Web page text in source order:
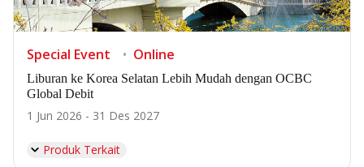
Special Event Online
Liburan ke Korea Selatan Lebih Mudah dengan OCBC
Global Debit
1 Jun 2026 - 31 Des 2027
Produk Terkait